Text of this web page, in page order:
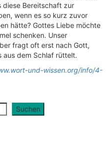
diese Bereitschaft zur
wenn es so kurz zuvor
hätte? Gottes Liebe möchte
schenken. Unser
fragt oft erst nach Gott,
aus dem Schlaf rüttelt.
und-wissen.org/info/4-
Suchen